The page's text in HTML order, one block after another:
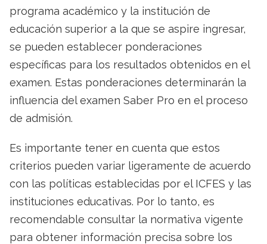
programa académico y la institución de
educación superior a la que se aspire ingresar,
se pueden establecer ponderaciones
específicas para los resultados obtenidos en el
examen. Estas ponderaciones determinarán la
influencia del examen Saber Pro en el proceso
de admisión.
Es importante tener en cuenta que estos
criterios pueden variar ligeramente de acuerdo
con las políticas establecidas por el ICFES y las
instituciones educativas. Por lo tanto, es
recomendable consultar la normativa vigente
para obtener información precisa sobre los